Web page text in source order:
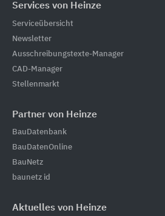
Services von Heinze
Serviceübersicht
Newsletter
Ausschreibungstexte-Manager
CAD-Manager
Stellenmarkt
Partner von Heinze
BauDatenbank
BauDatenOnline
BauNetz
baunetz id
Aktuelles von Heinze